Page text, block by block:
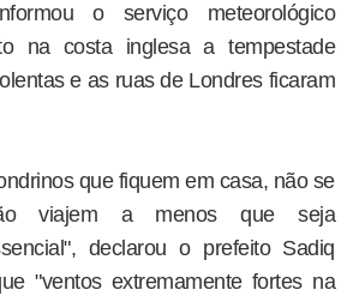
o serviço meteorológico
na costa inglesa a tempestade
e as ruas de Londres ficaram
que fiquem em casa, não se
viajem a menos que seja
declarou o prefeito Sadiq
"ventos extremamente fortes na